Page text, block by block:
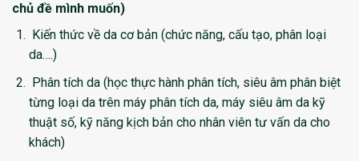
chủ đề mình muốn)
Kiến thức về da cơ bản (chức năng, cấu tạo, phân loại
da….)
Phân tích da (học thực hành phân tích, siêu âm phân biệt
từng loại da trên máy phân tích da, máy siêu âm da kỹ
thuật số, kỹ năng kịch bản cho nhân viên tư vấn da cho
khách)